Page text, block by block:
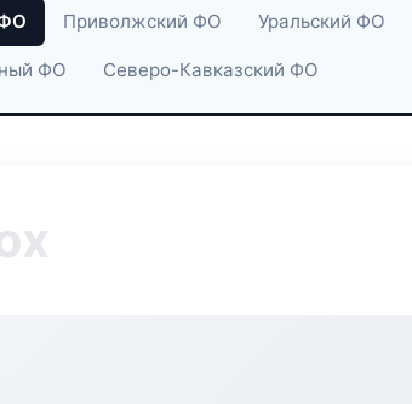
Приволжский ФО Уральский ФО
ФО Северо-Кавказский ФО